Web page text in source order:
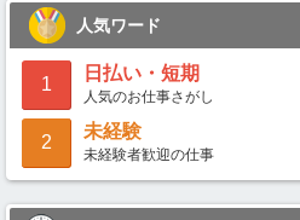
人気ワード
1
日払い・短期
人気のお仕事さがし
2
未経験
未経験者歓迎の仕事